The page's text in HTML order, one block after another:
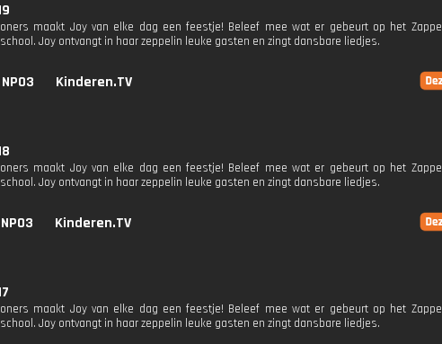
maakt Joy van elke dag een feestje! Beleef mee wat er gebeurt op het
Joy ontvangt in haar zeppelin leuke gasten en zingt dansbare liedjes.
NPO3 Kinderen.TV
maakt Joy van elke dag een feestje! Beleef mee wat er gebeurt op het
Joy ontvangt in haar zeppelin leuke gasten en zingt dansbare liedjes.
NPO3 Kinderen.TV
maakt Joy van elke dag een feestje! Beleef mee wat er gebeurt op het
Joy ontvangt in haar zeppelin leuke gasten en zingt dansbare liedjes.